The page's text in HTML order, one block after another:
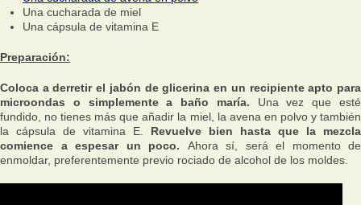
Una cucharada de miel
Una cápsula de vitamina E
Preparación:
Coloca a derretir el jabón de glicerina en un recipiente apto para
microondas o simplemente a baño maría. Una vez que esté
fundido, no tienes más que añadir la miel, la avena en polvo y también
la cápsula de vitamina E. Revuelve bien hasta que la mezcla
comience a espesar un poco. Ahora sí, será el momento de
enmoldar, preferentemente previo rociado de alcohol de los moldes.